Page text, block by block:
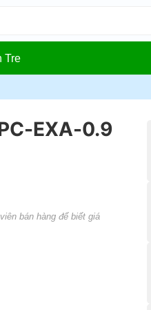
Tre
EXA-0.9
bán hàng để biết giá